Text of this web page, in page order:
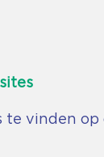
vinden op